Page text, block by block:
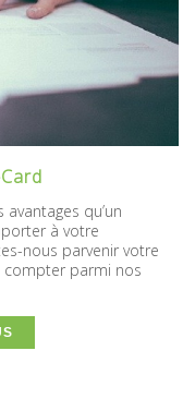
qu’un
à votre
nous parvenir votre
compter parmi nos